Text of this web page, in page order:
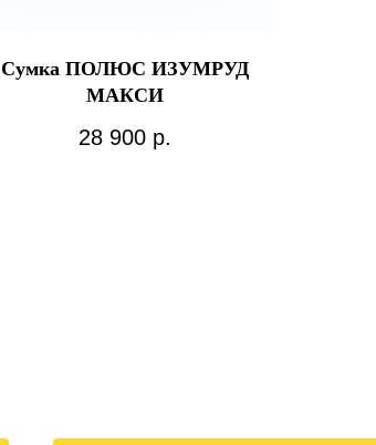
Сумка ПОЛЮС ИЗУМРУД
МАКСИ
28 900 р.